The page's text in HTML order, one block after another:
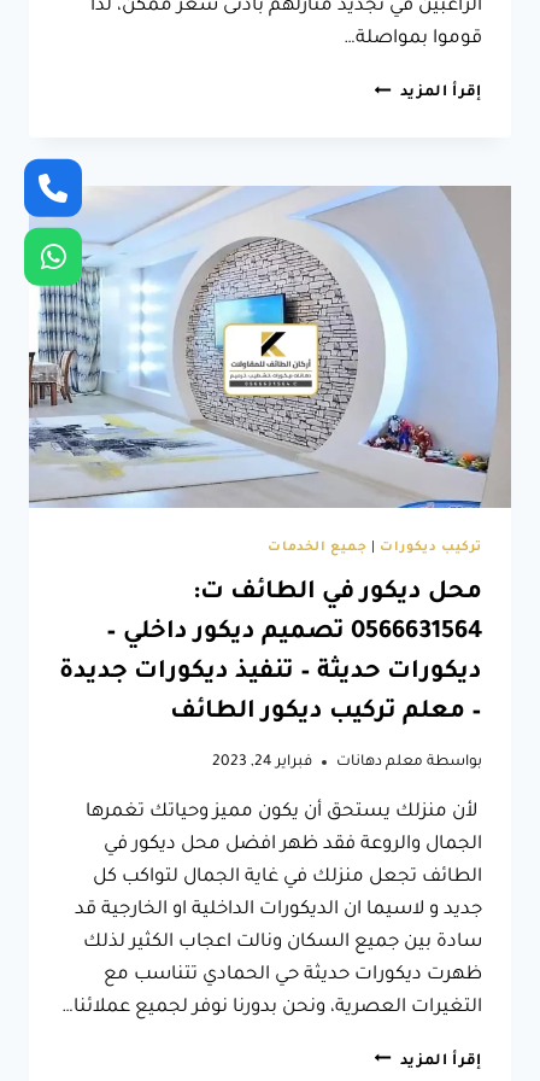
الراغبين في تجديد منازلهم بأدنى سعر ممكن، لذا
قوموا بمواصلة…
إقرأ المزيد ديكورات
ت:
0566631564
اشكال
بديل
الرخام
الطائف
لوح
بديل
الرخام
الطائف
تركيب ديكورات جميع الخدمات
محل ديكور في الطائف ت:
0566631564 تصميم ديكور داخلي –
ديكورات حديثة – تنفيذ ديكورات جديدة
– معلم تركيب ديكور الطائف
بواسطة معلم دهانات فبراير 24, 2023
لأن منزلك يستحق أن يكون مميز وحياتك تغمرها
الجمال والروعة فقد ظهر افضل محل ديكور في
الطائف تجعل منزلك في غاية الجمال لتواكب كل
جديد و لاسيما ان الديكورات الداخلية او الخارجية قد
سادة بين جميع السكان ونالت اعجاب الكثير لذلك
ظهرت ديكورات حديثة حي الحمادي تتناسب مع
التغيرات العصرية، ونحن بدورنا نوفر لجميع عملائنا…
إقرأ المزيد محل